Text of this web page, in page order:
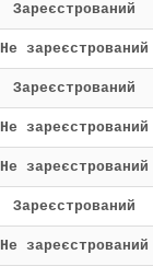
Зареєстрований
Не зареєстрований
Зареєстрований
Не зареєстрований
Не зареєстрований
Зареєстрований
Не зареєстрований